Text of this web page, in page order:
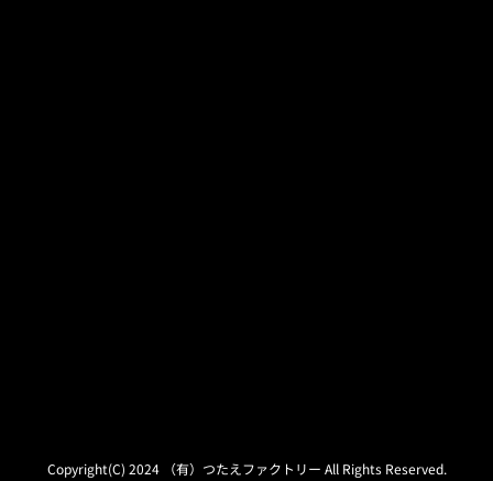
Copyright(C) 2024 （有）つたえファクトリー All Rights Reserved.